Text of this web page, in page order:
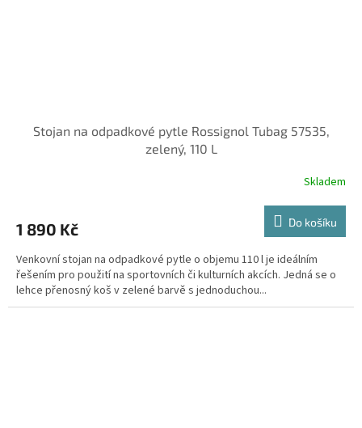
Stojan na odpadkové pytle Rossignol Tubag 57535,
zelený, 110 L
Skladem
1 890 Kč Do košíku
Venkovní stojan na odpadkové pytle o objemu 110 l je ideálním
řešením pro použití na sportovních či kulturních akcích. Jedná se o
lehce přenosný koš v zelené barvě s jednoduchou...